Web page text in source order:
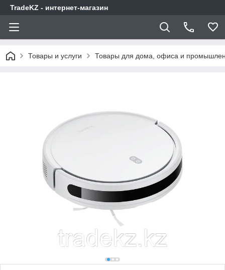
TradeKZ - интернет-магазин
Товары и услуги Товары для дома, офиса и